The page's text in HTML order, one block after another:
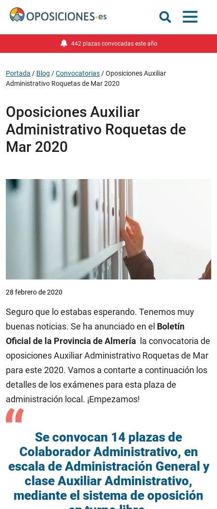
442 plazas convocadas este año
Portada / Blog /Convocatorias /Oposiciones Auxiliar
Administrativo Roquetas de Mar 2020
Oposiciones Auxiliar
Administrativo Roquetas de
Mar 2020
28 febrero de 2020
Seguro que lo estabas esperando. Tenemos muy
buenas noticias. Se ha anunciado en el Boletín
Oficial de la Provincia de Almería la convocatoria de
oposiciones Auxiliar Administrativo Roquetas de Mar
para este 2020. Vamos a contarte a continuación los
detalles de los exámenes para esta plaza de
administración local. ¡Empezamos!
Se convocan 14 plazas de
Colaborador Administrativo, en
escala de Administración General y
clase Auxiliar Administrativo,
mediante el sistema de oposición